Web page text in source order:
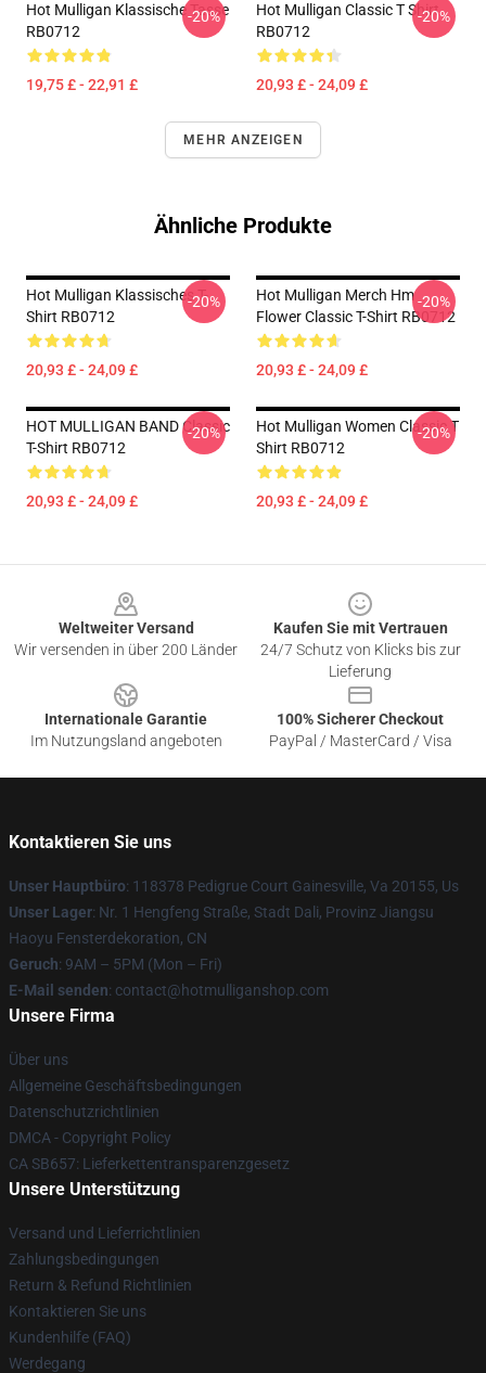
Hot Mulligan Klassische Tasse
RB0712
19,75 £ - 22,91 £
-20%
Hot Mulligan Classic T Shirt
RB0712
20,93 £ - 24,09 £
-20%
MEHR ANZEIGEN
Ähnliche Produkte
Hot Mulligan Klassisches T-
Shirt RB0712
20,93 £ - 24,09 £
-20%
Hot Mulligan Merch Hm
Flower Classic T-Shirt RB0712
20,93 £ - 24,09 £
-20%
HOT MULLIGAN BAND Classic
T-Shirt RB0712
20,93 £ - 24,09 £
-20%
Hot Mulligan Women Classic T
Shirt RB0712
20,93 £ - 24,09 £
-20%
Weltweiter Versand
Wir versenden in über 200 Länder
Kaufen Sie mit Vertrauen
24/7 Schutz von Klicks bis zur
Lieferung
Internationale Garantie
Im Nutzungsland angeboten
100% Sicherer Checkout
PayPal / MasterCard / Visa
Kontaktieren Sie uns
Unser Hauptbüro: 118378 Pedigrue Court Gainesville, Va 20155, Us
Unser Lager: Nr. 1 Hengfeng Straße, Stadt Dali, Provinz Jiangsu
Haoyu Fensterdekoration, CN
Geruch: 9AM – 5PM (Mon – Fri)
E-Mail senden: contact@hotmulliganshop.com
Unsere Firma
Über uns
Allgemeine Geschäftsbedingungen
Datenschutzrichtlinien
DMCA - Copyright Policy
CA SB657: Lieferkettentransparenzgesetz
Unsere Unterstützung
Versand und Lieferrichtlinien
Zahlungsbedingungen
Return & Refund Richtlinien
Kontaktieren Sie uns
Kundenhilfe (FAQ)
Werdegang